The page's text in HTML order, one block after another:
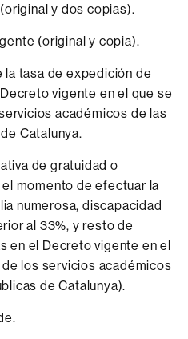
y dos copias).
(original y copia).
tasa de expedición de
vigente en el que se
académicos de las
Catalunya.
de gratuidad o
momento de efectuar la
numerosa, discapacidad
al 33%, y resto de
en el Decreto vigente en el
los servicios académicos
de Catalunya).